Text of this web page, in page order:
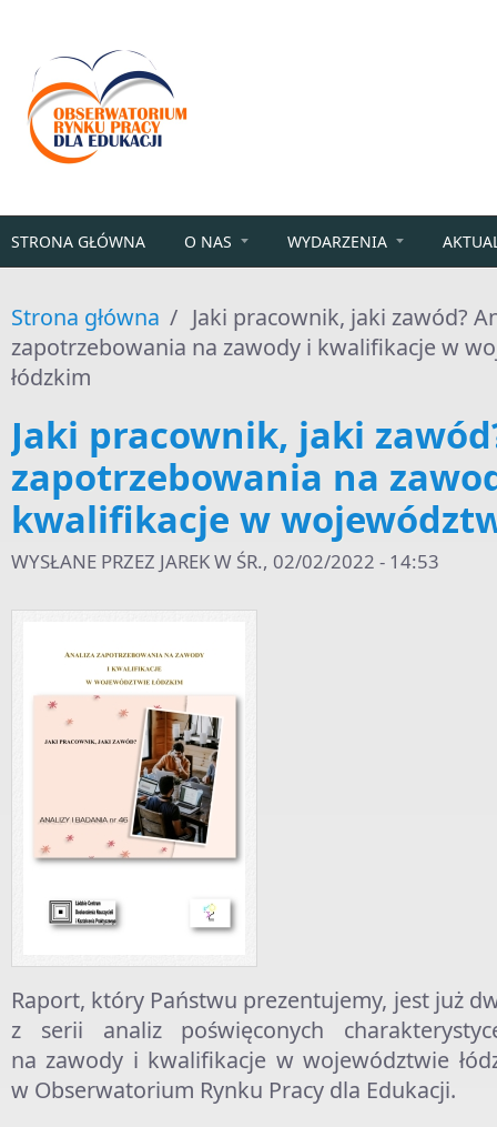
STRONA GŁÓWNA O NAS WYDARZENIA
Strona główna / Jaki pracownik, jaki zawód?
zapotrzebowania na zawody i kwalifikacje w
łódzkim
Jaki pracownik, jaki
zapotrzebowania na
kwalifikacje w
WYSŁANE PRZEZ JAREKW ŚR., 02/02/2022 - 14:53
Raport, który Państwu prezentujemy, jest już
z serii analiz poświęconych
na zawody i kwalifikacje w województwie
w Obserwatorium Rynku Pracy dla Edukacji.